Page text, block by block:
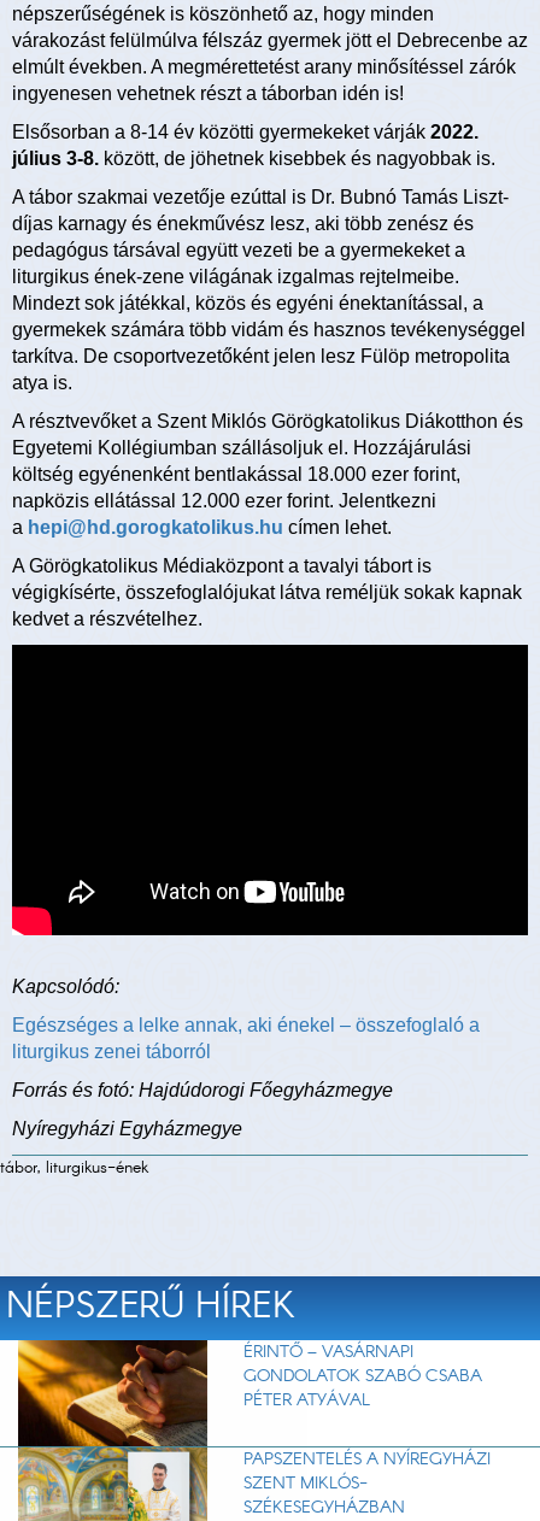
népszerűségének is köszönhető az, hogy minden
várakozást felülmúlva félszáz gyermek jött el Debrecenbe az
elmúlt években. A megmérettetést arany minősítéssel zárók
ingyenesen vehetnek részt a táborban idén is!
Elsősorban a 8-14 év közötti gyermekeket várják 2022.
július 3-8. között, de jöhetnek kisebbek és nagyobbak is.
A tábor szakmai vezetője ezúttal is Dr. Bubnó Tamás Liszt-
díjas karnagy és énekművész lesz, aki több zenész és
pedagógus társával együtt vezeti be a gyermekeket a
liturgikus ének-zene világának izgalmas rejtelmeibe.
Mindezt sok játékkal, közös és egyéni énektanítással, a
gyermekek számára több vidám és hasznos tevékenységgel
tarkítva. De csoportvezetőként jelen lesz Fülöp metropolita
atya is.
A résztvevőket a Szent Miklós Görögkatolikus Diákotthon és
Egyetemi Kollégiumban szállásoljuk el. Hozzájárulási
költség egyénenként bentlakással 18.000 ezer forint,
napközis ellátással 12.000 ezer forint. Jelentkezni
a hepi@hd.gorogkatolikus.hu címen lehet.
A Görögkatolikus Médiaközpont a tavalyi tábort is
végigkísérte, összefoglalójukat látva reméljük sokak kapnak
kedvet a részvételhez.
Kapcsolódó:
Egészséges a lelke annak, aki énekel – összefoglaló a
liturgikus zenei táborról
Forrás és fotó: Hajdúdorogi Főegyházmegye
Nyíregyházi Egyházmegye
tábor, liturgikus-ének
NÉPSZERŰ HÍREK
ÉRINTŐ – VASÁRNAPI
GONDOLATOK SZABÓ CSABA
PÉTER ATYÁVAL
PAPSZENTELÉS A NYÍREGYHÁZI
SZENT MIKLÓS-
SZÉKESEGYHÁZBAN